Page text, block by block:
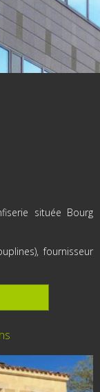
située Bourg
fournisseur